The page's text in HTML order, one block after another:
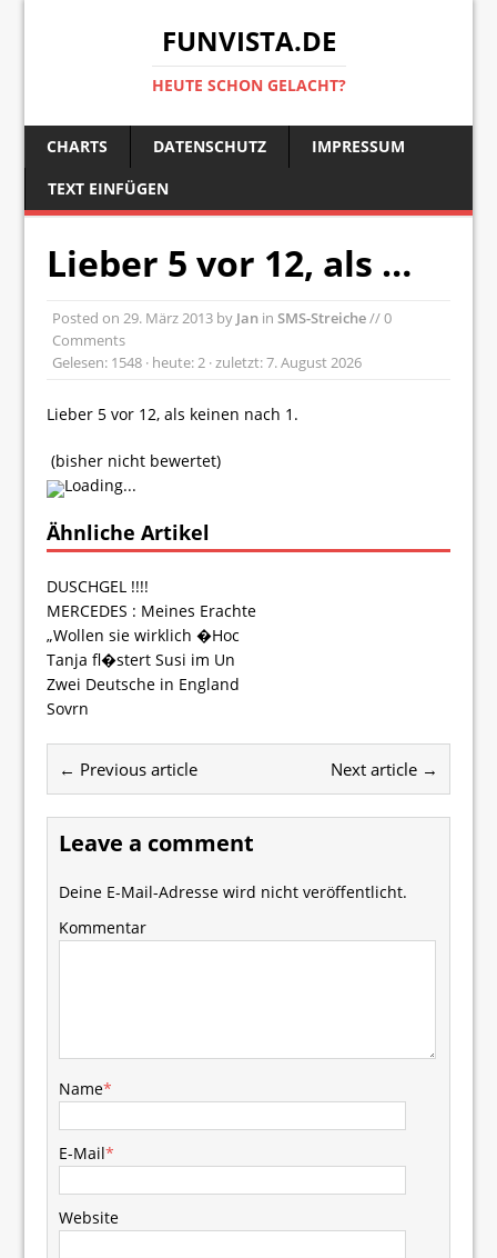
FUNVISTA.DE
HEUTE SCHON GELACHT?
CHARTS DATENSCHUTZ
IMPRESSUM
TEXT EINFÜGEN
Lieber 5 vor 12, als …
Posted on29. März 2013 by Jan inSMS-Streiche// 0
Comments
Gelesen: 1548 · heute: 2 · zuletzt: 7. August 2026
Lieber 5 vor 12, als keinen nach 1.
(bisher nicht bewertet)
Loading...
Ähnliche Artikel
DUSCHGEL !!!!
MERCEDES : Meines Erachte
„Wollen sie wirklich �Hoc
Tanja fl�stert Susi im Un
Zwei Deutsche in England
Sovrn
← Previous article Next article →
Leave a comment
Deine E-Mail-Adresse wird nicht veröffentlicht.
Kommentar
Name*
E-Mail*
Website